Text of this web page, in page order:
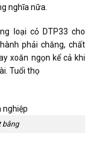
nghĩa nữa.
loại cỏ DTP33 cho
phải chăng, chất
xoăn ngọn kể cả khi
Tuổi thọ
bằng